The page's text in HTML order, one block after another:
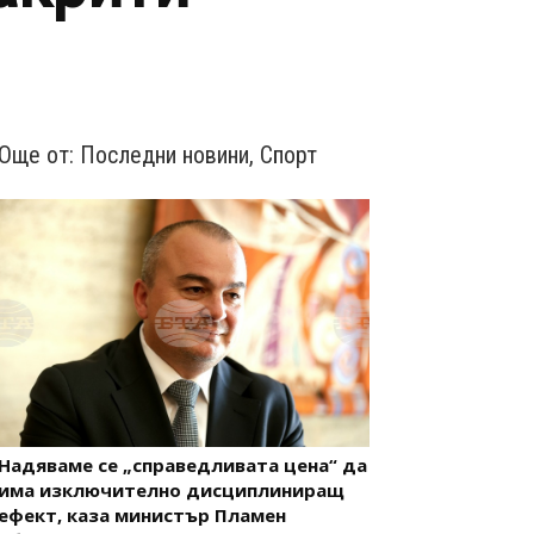
от: Последни новини, Спорт
се „справедливата цена“ да
изключително дисциплиниращ
каза министър Пламен